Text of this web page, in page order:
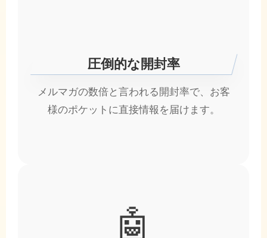
圧倒的な開封率
メルマガの数倍と言われる開封率で、お客
様のポケットに直接情報を届けます。
🤖